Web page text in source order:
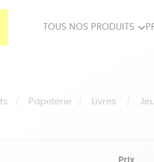
TOUS NOS PRODUITS
Papeterie Livres